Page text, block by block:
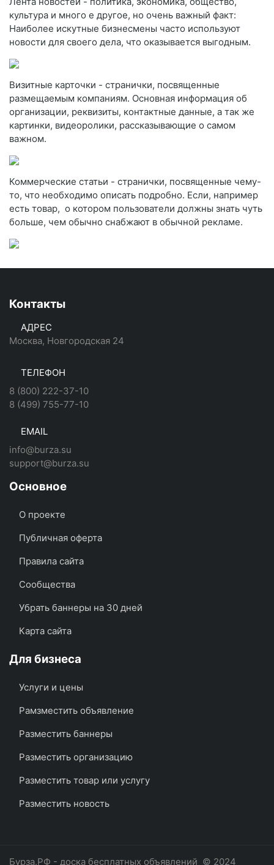
культура и много е другое, но очень важный факт:
Наиболее искутные бизнесмены часто используют
новости для своего дела, что оказывается выгодным.
Визитные карточки - странички, посвященные
размещаемым компаниям. Основная информация об
организации, реквизиты, контактные данные, а так же
картинки, видеоролики, рассказывающие о самом
важном.
Коммерческие статьи - странички, посвященные чему-
то, что необходимо описать подробно. Если, например
есть товар, о котором пользователи должны знать чуть
больше, чем обычно снабжают в обычной рекламе.
Контакты
АДРЕС
Москва, Новгородская 24
ТЕЛЕФОН
8 (800) 222-37-10
8 (499) 755-77-10
EMAIL
info@burza.su
support@burza.su
Основное
О проекте
Публичная оферта
Правила сайта
Сообщества
Убрать баннеры на 30 дней
Карта сайта
Для бизнеса
Услуги и цены
Рамзместить объявление
Разместить баннеры
Разместить организацию
Разместить товар или услугу
Разместить новость
Бурза.РФ - доска бесплатных объявлений © 2024